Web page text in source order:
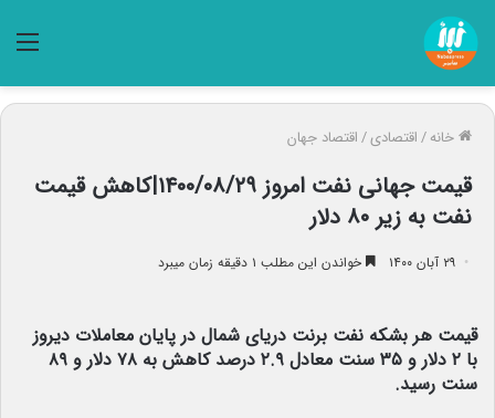
خانه/اقتصادی/اقتصاد جهان
قیمت جهانی نفت امروز ۱۴۰۰/۰۸/۲۹|کاهش قیمت
نفت به زیر ۸۰ دلار
۲۹ آبان ۱۴۰۰ خواندن این مطلب ۱ دقیقه زمان میبرد
قیمت هر بشکه نفت برنت دریای شمال در پایان معاملات دیروز
با ۲ دلار و ۳۵ سنت معادل ۲.۹ درصد کاهش به ۷۸ دلار و ۸۹
سنت رسید.